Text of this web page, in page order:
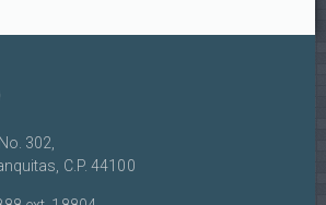
302,
C.P. 44100